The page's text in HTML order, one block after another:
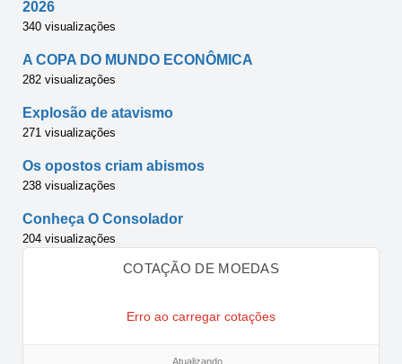
2026
340 visualizações
A COPA DO MUNDO ECONÔMICA
282 visualizações
Explosão de atavismo
271 visualizações
Os opostos criam abismos
238 visualizações
Conheça O Consolador
204 visualizações
COTAÇÃO DE MOEDAS
Erro ao carregar cotações
Atualizando...